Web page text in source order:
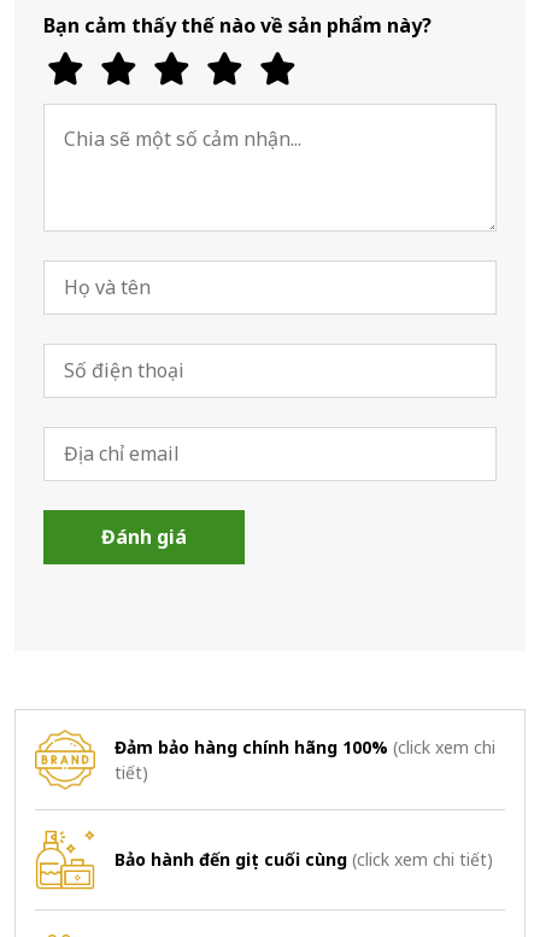
Bạn cảm thấy thế nào về sản phẩm này?
Đảm bảo hàng chính hãng 100% (click xem chi
tiết)
Bảo hành đến giọt cuối cùng (click xem chi tiết)